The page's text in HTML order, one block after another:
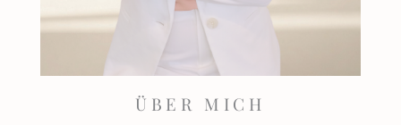
ÜBER MICH